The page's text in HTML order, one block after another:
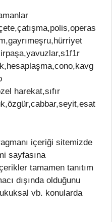
harekat,sıfır
içeriği sitemizde
sayfasına
tamamen tanıtım
dışında olduğunu
vb. konularda